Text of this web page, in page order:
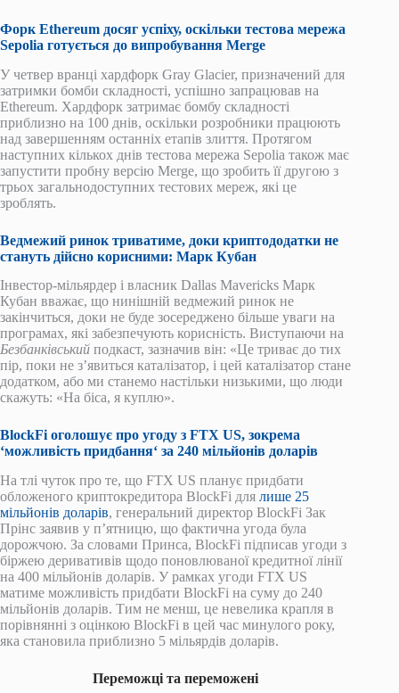
Форк Ethereum досяг успіху, оскільки тестова мережа
Sepolia готується до випробування Merge
У четвер вранці хардфорк Gray Glacier, призначений для
затримки бомби складності, успішно запрацював на
Ethereum. Хардфорк затримає бомбу складності
приблизно на 100 днів, оскільки розробники працюють
над завершенням останніх етапів злиття. Протягом
наступних кількох днів тестова мережа Sepolia також має
запустити пробну версію Merge, що зробить її другою з
трьох загальнодоступних тестових мереж, які це
зроблять.
Ведмежий ринок триватиме, доки криптододатки не
стануть дійсно корисними: Марк Кубан
Інвестор-мільярдер і власник Dallas Mavericks Марк
Кубан вважає, що нинішній ведмежий ринок не
закінчиться, доки не буде зосереджено більше уваги на
програмах, які забезпечують корисність. Виступаючи на
Безбанківський подкаст, зазначив він: «Це триває до тих
пір, поки не з’явиться каталізатор, і цей каталізатор стане
додатком, або ми станемо настільки низькими, що люди
скажуть: «На біса, я куплю».
BlockFi оголошує про угоду з FTX US, зокрема
‘можливість придбання‘ за 240 мільйонів доларів
На тлі чуток про те, що FTX US планує придбати
обложеного криптокредитора BlockFi для лише 25
мільйонів доларів, генеральний директор BlockFi Зак
Прінс заявив у п’ятницю, що фактична угода була
дорожчою. За словами Принса, BlockFi підписав угоди з
біржею деривативів щодо поновлюваної кредитної лінії
на 400 мільйонів доларів. У рамках угоди FTX US
матиме можливість придбати BlockFi на суму до 240
мільйонів доларів. Тим не менш, це невелика крапля в
порівнянні з оцінкою BlockFi в цей час минулого року,
яка становила приблизно 5 мільярдів доларів.
Переможці та переможені